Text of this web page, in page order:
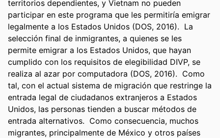
territorios dependientes, y Vietnam no pueden
participar en este programa que les permitiría emigrar
legalmente a los Estados Unidos (DOS, 2016).  La
selección final de inmigrantes, a quienes se les
permite emigrar a los Estados Unidos, que hayan
cumplido con los requisitos de elegibilidad DIVP, se
realiza al azar por computadora (DOS, 2016).  Como
tal, con el actual sistema de migración que restringe la
entrada legal de ciudadanos extranjeros a Estados
Unidos, las personas tienden a buscar métodos de
entrada alternativos.  Como consecuencia, muchos
migrantes, principalmente de México y otros países